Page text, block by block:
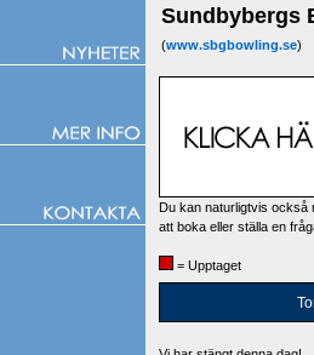
Sundbybergs
(www.sbgbowling.se)
Du kan naturligtvis också
att boka eller ställa en
= Upptaget